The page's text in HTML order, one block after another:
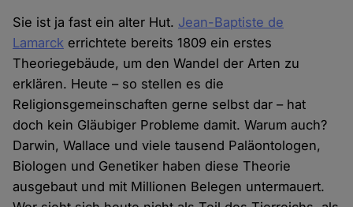
Sie ist ja fast ein alter Hut. Jean-Baptiste de
Lamarck errichtete bereits 1809 ein erstes
Theoriegebäude, um den Wandel der Arten zu
erklären. Heute – so stellen es die
Religionsgemeinschaften gerne selbst dar – hat
doch kein Gläubiger Probleme damit. Warum auch?
Darwin, Wallace und viele tausend Paläontologen,
Biologen und Genetiker haben diese Theorie
ausgebaut und mit Millionen Belegen untermauert.